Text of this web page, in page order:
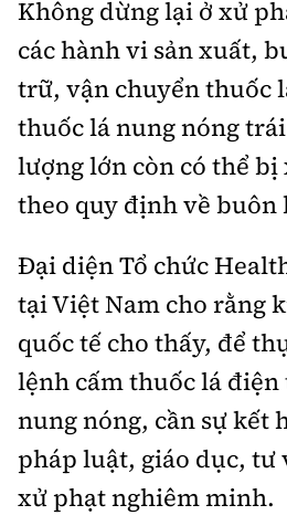
Không dừng lại ở xử
các hành vi sản xuất,
trữ, vận chuyển thuốc
thuốc lá nung nóng
lượng lớn còn có thể
theo quy định về buôn
Đại diện Tổ chức
tại Việt Nam cho rằng
quốc tế cho thấy, để
lệnh cấm thuốc lá
nung nóng, cần sự kết
pháp luật, giáo dục, tư
xử phạt nghiêm minh.